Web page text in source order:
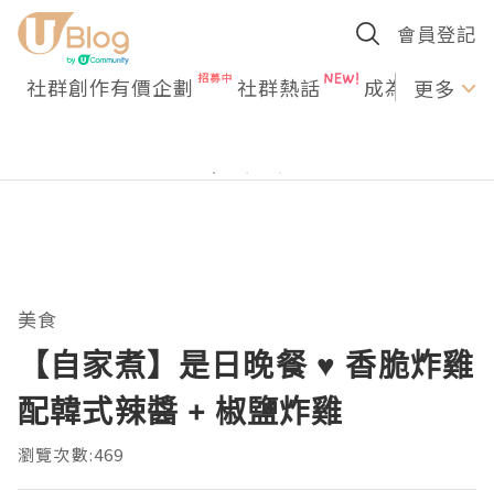
會員登記
社群創作有價企劃 社群熱話 成為U更多
美食
【自家煮】是日晚餐 ♥ 香脆炸雞
配韓式辣醬 + 椒鹽炸雞
瀏覽次數:469